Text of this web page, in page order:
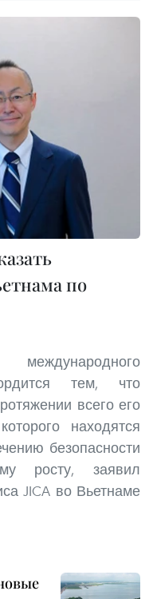
по
тем, что
всего его
находятся
безопасности
росту, заявил
JICA во Вьетнаме